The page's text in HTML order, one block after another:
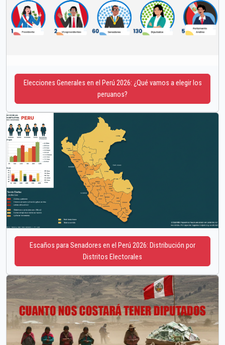
Elecciones Generales en el Perú 2026: ¿Qué vamos a elegir los
peruanos?
Escaños para Senadores en el Perú 2026: Distribución por
Distritos Electorales